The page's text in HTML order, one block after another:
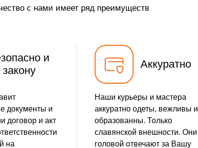
с нами имеет ряд преимуществ
и
закону
документы и
договор и акт
на
Аккуратно
Наши курьеры и мастера
аккуратно одеты, вежливы и
образованны. Только
славянской внешности. Они
головой отвечают за Вашу